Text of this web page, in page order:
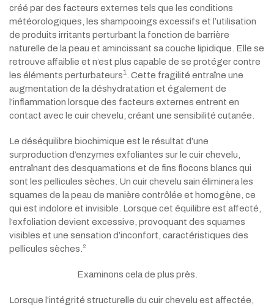
créé par des facteurs externes tels que les conditions
météorologiques, les shampooings excessifs et l’utilisation
de produits irritants perturbant la fonction de barrière
naturelle de la peau et amincissant sa couche lipidique. Elle se
retrouve affaiblie et n’est plus capable de se protéger contre
les éléments perturbateurs1
. Cette fragilité entraîne une
augmentation de la déshydratation et également de
l’inflammation lorsque des facteurs externes entrent en
contact avec le cuir chevelu, créant une sensibilité cutanée.
Le déséquilibre biochimique est le résultat d’une
surproduction d’enzymes exfoliantes sur le cuir chevelu,
entraînant des desquamations et de fins flocons blancs qui
sont les pellicules sèches. Un cuir chevelu sain éliminera les
squames de la peau de manière contrôlée et homogène, ce
qui est indolore et invisible. Lorsque cet équilibre est affecté,
l’exfoliation devient excessive, provoquant des squames
visibles et une sensation d’inconfort, caractéristiques des
pellicules sèches.²
Examinons cela de plus près.
Lorsque l’intégrité structurelle du cuir chevelu est affectée,